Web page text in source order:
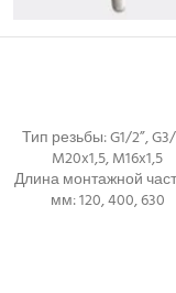
Тип резьбы: G1/2”,
M20x1,5, M16x1,5
Длина монтажной
мм: 120, 400, 630